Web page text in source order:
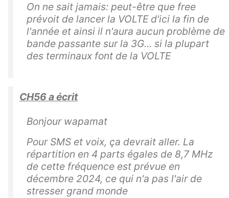
On ne sait jamais: peut-être que free
prévoit de lancer la VOLTE d'ici la fin de
l'année et ainsi il n'aura aucun problème de
bande passante sur la 3G... si la plupart
des terminaux font de la VOLTE
CH56 a écrit
Bonjour wapamat
Pour SMS et voix, ça devrait aller. La
répartition en 4 parts égales de 8,7 MHz
de cette fréquence est prévue en
décembre 2024, ce qui n'a pas l'air de
stresser grand monde